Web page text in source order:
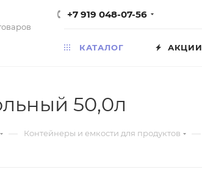
+7 919 048-07-56
КАТАЛОГ АКЦИИ
50,0л
— Контейнеры и емкости для продуктов —